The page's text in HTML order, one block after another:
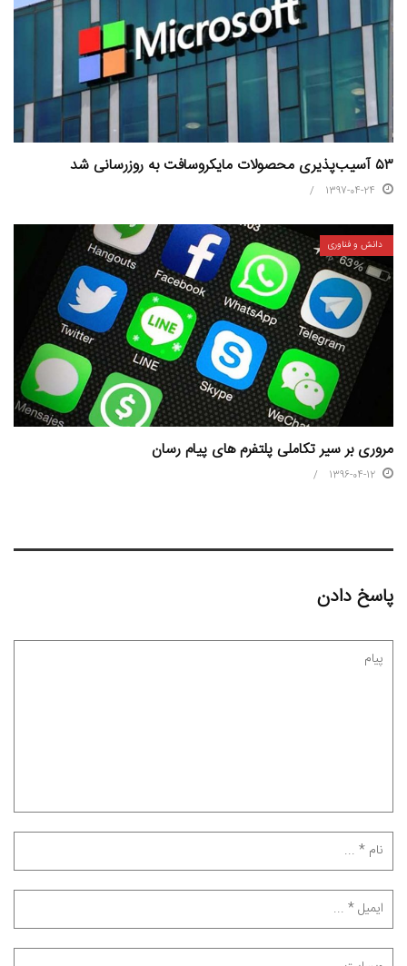
۵۳ آسیب‌پذیری محصولات مایکروسافت به روزرسانی شد
1397-04-24
دانش و فناوری
مروری بر سیر تکاملی پلتفرم های پیام رسان
1396-04-12
پاسخ دادن